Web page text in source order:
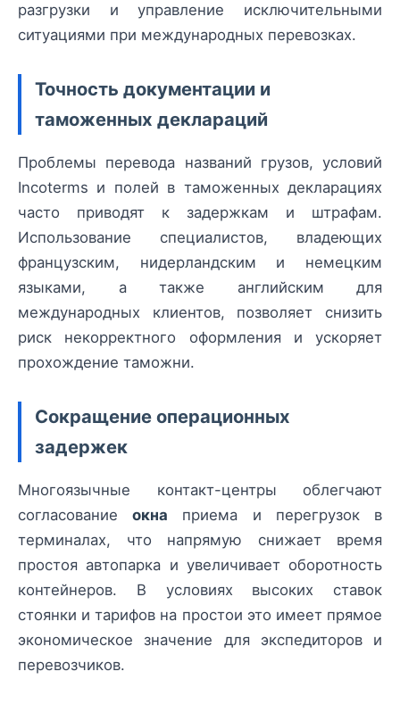
разгрузки и управление исключительными
ситуациями при международных перевозках.
Точность документации и
таможенных деклараций
Проблемы перевода названий грузов, условий
Incoterms и полей в таможенных декларациях
часто приводят к задержкам и штрафам.
Использование специалистов, владеющих
французским, нидерландским и немецким
языками, а также английским для
международных клиентов, позволяет снизить
риск некорректного оформления и ускоряет
прохождение таможни.
Сокращение операционных
задержек
Многоязычные контакт-центры облегчают
согласованиеокна приема и перегрузок в
терминалах, что напрямую снижает время
простоя автопарка и увеличивает оборотность
контейнеров. В условиях высоких ставок
стоянки и тарифов на простои это имеет прямое
экономическое значение для экспедиторов и
перевозчиков.